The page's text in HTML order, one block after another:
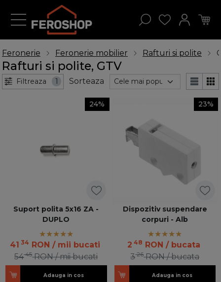
Feronerie Feronerie mobilier Rafturi si polite
Rafturi si polite, GTV
Filtreaza 1 Sorteaza
24%
Suport polita 5x16 ZA -
DUPLO
41 34 RON / mii bucati
5445 RON / mii bucati
Adauga in cos
23%
Dispozitiv suspendare
corpuri - Alb
2 48 RON / bucata
326 RON / bucata
Adauga in cos